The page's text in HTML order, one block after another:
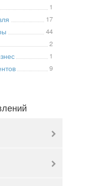
1
17
44
2
1
9